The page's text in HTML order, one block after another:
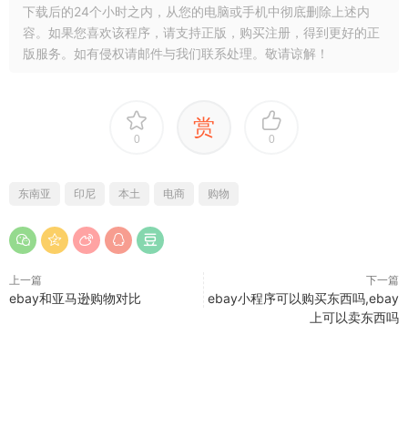
下载后的24个小时之内，从您的电脑或手机中彻底删除上述内
容。如果您喜欢该程序，请支持正版，购买注册，得到更好的正
版服务。如有侵权请邮件与我们联系处理。敬请谅解！
0 赏 0
东南亚 印尼 本土 电商 购物
上一篇
ebay和亚马逊购物对比
下一篇
ebay小程序可以购买东西吗,ebay
上可以卖东西吗